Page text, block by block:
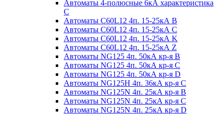
Автоматы 4-полюсные 6кА характеристика
С
Автоматы C60L12 4п. 15-25кА B
Автоматы C60L12 4п. 15-25кА C
Автоматы C60L12 4п. 15-25кА K
Автоматы C60L12 4п. 15-25кА Z
Автоматы NG125 4п. 50кА кр-я B
Автоматы NG125 4п. 50кА кр-я C
Автоматы NG125 4п. 50кА кр-я D
Автоматы NG125H 4п. 36кА кр-я C
Автоматы NG125N 4п. 25кА кр-я B
Автоматы NG125N 4п. 25кА кр-я C
Автоматы NG125N 4п. 25кА кр-я D